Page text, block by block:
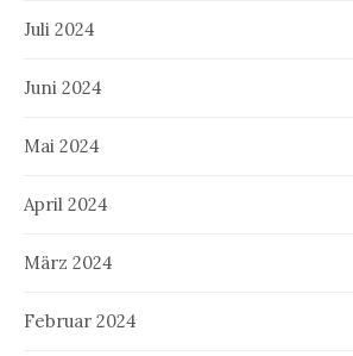
Juli 2024
Juni 2024
Mai 2024
April 2024
März 2024
Februar 2024